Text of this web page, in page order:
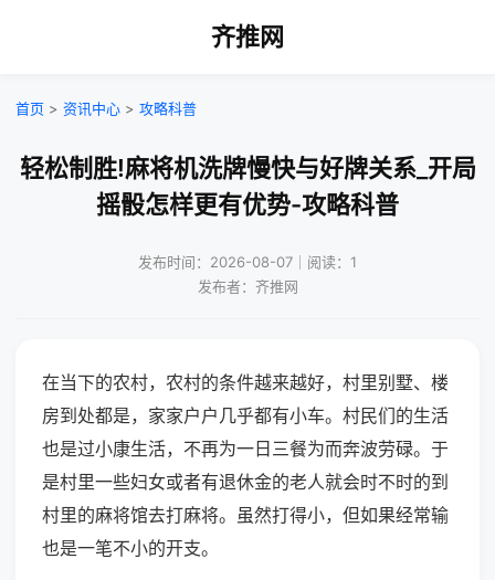
齐推网
首页 > 资讯中心 > 攻略科普
轻松制胜!麻将机洗牌慢快与好牌关系_开局
摇骰怎样更有优势-攻略科普
发布时间：2026-08-07｜阅读：1
发布者：齐推网
在当下的农村，农村的条件越来越好，村里别墅、楼
房到处都是，家家户户几乎都有小车。村民们的生活
也是过小康生活，不再为一日三餐为而奔波劳碌。于
是村里一些妇女或者有退休金的老人就会时不时的到
村里的麻将馆去打麻将。虽然打得小，但如果经常输
也是一笔不小的开支。